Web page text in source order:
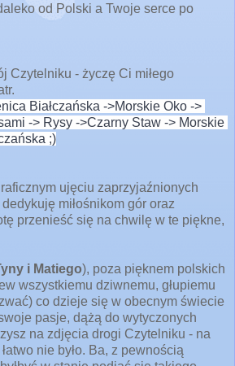
od Polski a Twoje serce po
Czytelniku - życzę Ci miłego
Białczańska ->Morskie Oko ->
-> Rysy ->Czarny Staw -> Morskie
;)
ujęciu zaprzyjaźnionych
miłośnikom gór oraz
przenieść się na chwilę w te piękne,
i Matiego), poza pięknem polskich
wszystkiemu dziwnemu, głupiemu
co dzieje się w obecnym świecie
pasje, dążą do wytyczonych
na zdjęcia drogi Czytelniku - na
nie było. Ba, z pewnością